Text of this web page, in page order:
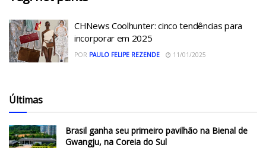
CHNews Coolhunter: cinco tendências para
incorporar em 2025
POR PAULO FELIPE REZENDE 11/01/2025
Últimas
Brasil ganha seu primeiro pavilhão na Bienal de
Gwangju, na Coreia do Sul